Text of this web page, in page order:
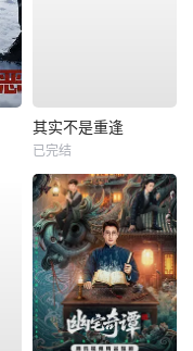
其实不是重逢
已完结